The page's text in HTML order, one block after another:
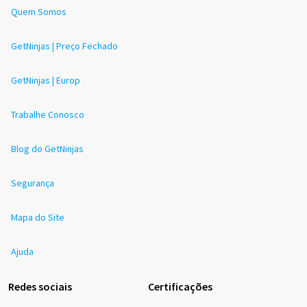
Quem Somos
GetNinjas | Preço Fechado
GetNinjas | Europ
Trabalhe Conosco
Blog do GetNinjas
Segurança
Mapa do Site
Ajuda
Redes sociais Certificações